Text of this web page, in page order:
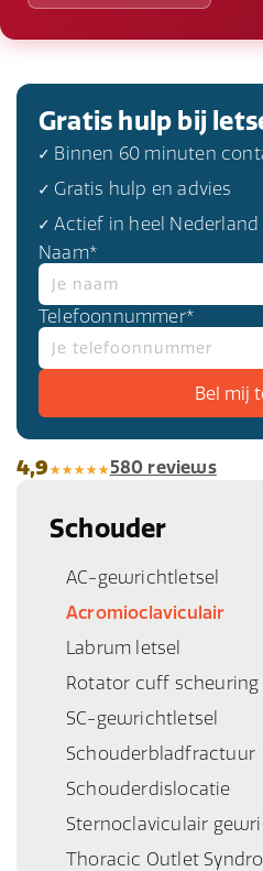
Gratis hulp bij
✓ Binnen 60 minuten
✓ Gratis hulp en advies
✓ Actief in heel Nederland
Naam*
Telefoonnummer*
4,9 580 reviews
Schouder
AC-gewrichtletsel
Acromioclaviculair
Labrum letsel
Rotator cuff scheuring
SC-gewrichtletsel
Schouderbladfractuur
Schouderdislocatie
Sternoclaviculair
Thoracic Outlet